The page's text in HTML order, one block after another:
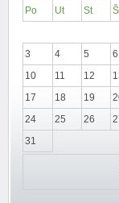
Po Ut St
3
4 5 6
10
11 12
17
18 19
24
25 26
31